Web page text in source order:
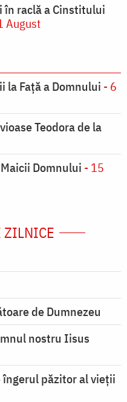
în raclă a Cinstitului
August
la Față a Domnului - 6
Teodora de la
Domnului - 15
ZILNICE
de Dumnezeu
nostru Iisus
îngerul păzitor al vieții